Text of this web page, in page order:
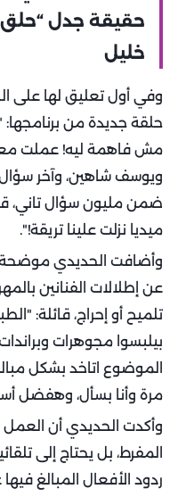
حقيقة جدل “حلق
خليل
وفي أول تعليق لها على
حلقة جديدة من برنامجها:
مش فاهمة ليه! عملت
ويوسف شاهين، وآخر
ضمن مليون سؤال تاني،
ميديا نزلت علينا تريقة!".
وأضافت الحديدي موضحة
عن إطلالات الفنانين
تلميح أو إحراج، قائلة:
بيلبسوا مجوهرات
الموضوع اتاخد بشكل
مرة وأنا بسأل، وهفضل
وأكدت الحديدي أن العمل
المفرط، بل يحتاج إلى
ردود الأفعال المبالغ